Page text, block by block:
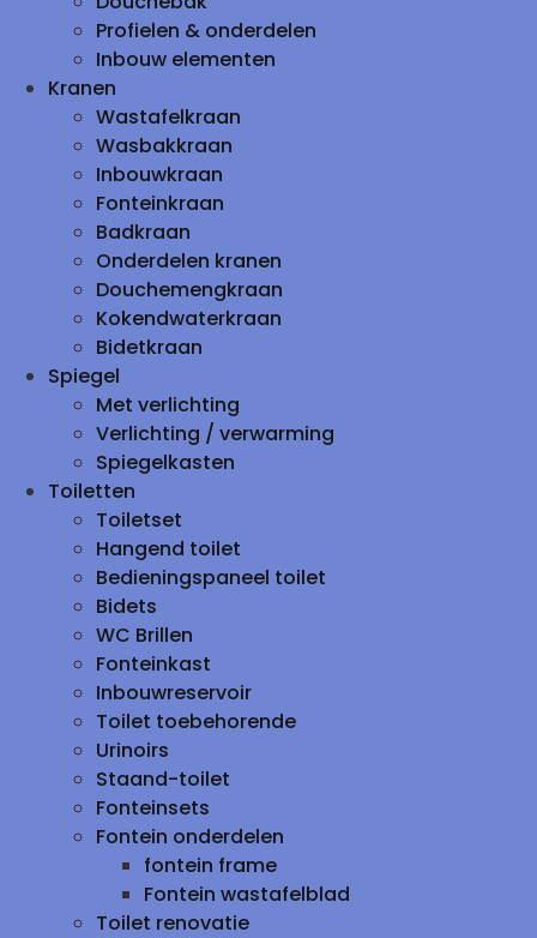
Profielen & onderdelen
Inbouw elementen
Kranen
Wastafelkraan
Wasbakkraan
Inbouwkraan
Fonteinkraan
Badkraan
Onderdelen kranen
Douchemengkraan
Kokendwaterkraan
Bidetkraan
Spiegel
Met verlichting
Verlichting / verwarming
Spiegelkasten
Toiletten
Toiletset
Hangend toilet
Bedieningspaneel toilet
Bidets
WC Brillen
Fonteinkast
Inbouwreservoir
Toilet toebehorende
Urinoirs
Staand-toilet
Fonteinsets
Fontein onderdelen
fontein frame
Fontein wastafelblad
Toilet renovatie